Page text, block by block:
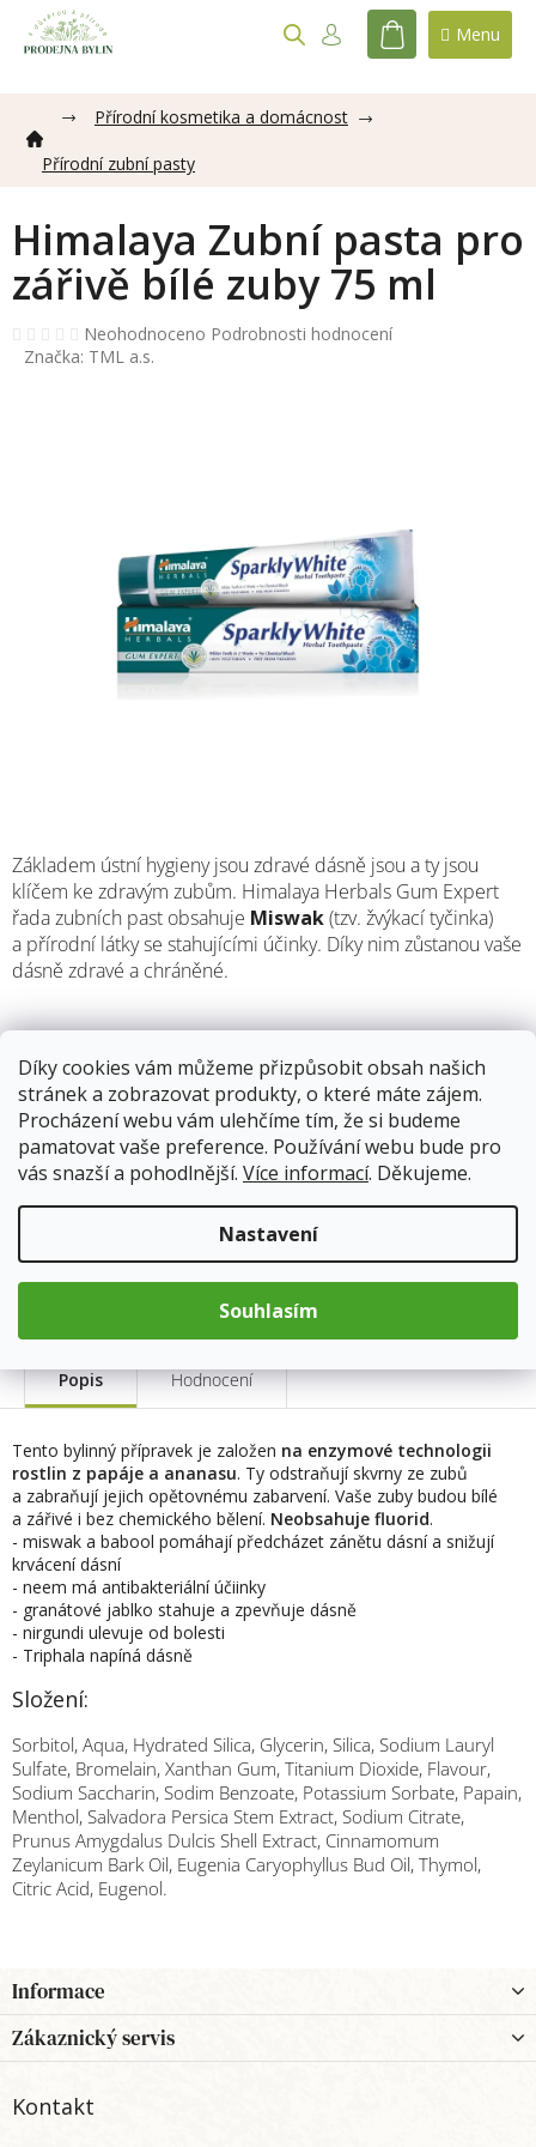
Díky cookies vám můžeme přizpůsobit obsah našich
stránek a zobrazovat produkty, o které máte zájem.
Procházení webu vám ulehčíme tím, že si budeme
pamatovat vaše preference. Používání webu bude pro
vás snazší a pohodlnější. Více informací. Děkujeme.
Nastavení
Souhlasím
obsah
NÁKUPNÍ
Přírodní kosmetika a domácnost
Přírodní zubní pasty
Himalaya Zubní pasta pro
zářivě bílé zuby 75 ml
Průměrné
hodnocení
Neohodnoceno Podrobnosti hodnocení
Značka: TML a.s.
Skladem (4 ks) 12.8.2026
Základem ústní hygieny jsou zdravé dásně jsou a ty jsou
klíčem ke zdravým zubům. Himalaya Herbals Gum Expert
řada zubních past obsahuje Miswak(tzv. žvýkací tyčinka)
a přírodní látky se stahujícími účinky. Díky nim zůstanou vaše
dásně zdravé a chráněné.
Doprava od 59Kč
109 Kč
Měrná
cena:
Přidat do košíku
Popis Hodnocení
Tento bylinný přípravek je založen na enzymové technologii
rostlin z papáje a ananasu. Ty odstraňují skvrny ze zubů
a zabraňují jejich opětovnému zabarvení. Vaše zuby budou bílé
a zářivé i bez chemického bělení. Neobsahuje fluorid.
- miswak a babool pomáhají předcházet zánětu dásní a snižují
krvácení dásní
- neem má antibakteriální účiinky
- granátové jablko stahuje a zpevňuje dásně
- nirgundi ulevuje od bolesti
- Triphala napíná dásně
Složení:
Sorbitol, Aqua, Hydrated Silica, Glycerin, Silica, Sodium Lauryl
Sulfate, Bromelain, Xanthan Gum, Titanium Dioxide, Flavour,
Sodium Saccharin, Sodim Benzoate, Potassium Sorbate, Papain,
Menthol, Salvadora Persica Stem Extract, Sodium Citrate,
Prunus Amygdalus Dulcis Shell Extract, Cinnamomum
Zeylanicum Bark Oil, Eugenia Caryophyllus Bud Oil, Thymol,
Citric Acid, Eugenol.
á
p
a
Informace
Zákaznický servis
Kontakt